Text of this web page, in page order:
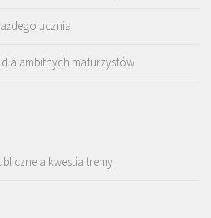
ucznia
dla ambitnych maturzystów
a kwestia tremy